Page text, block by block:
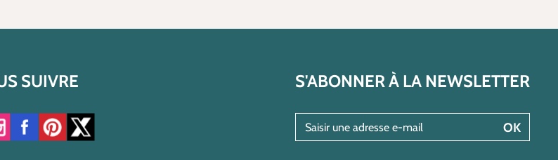
SUIVRE
à notre chaîne YouTube
à notre compte Instagram
Accéder à notre page Facebook
Accéder à notre compte Pinterest
Accéder à notre compte Twitter/X
S'ABONNER À LA NEWSLETTER
OK